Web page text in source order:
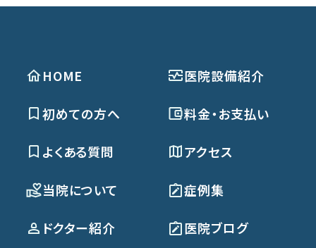
HOME
初めての方へ
よくある質問
当院について
ドクター紹介
医院設備紹介
料金・お支払い
アクセス
症例集
医院ブログ